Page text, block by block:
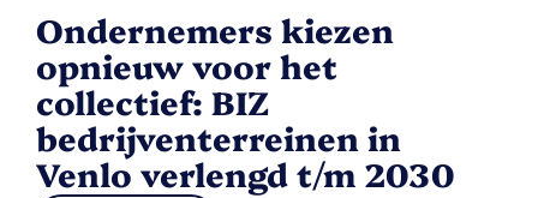
Ondernemers kiezen
opnieuw voor het
collectief: BIZ
bedrijventerreinen in
Venlo verlengd t/m 2030